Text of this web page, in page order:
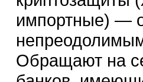
импортные) —
Обращают на